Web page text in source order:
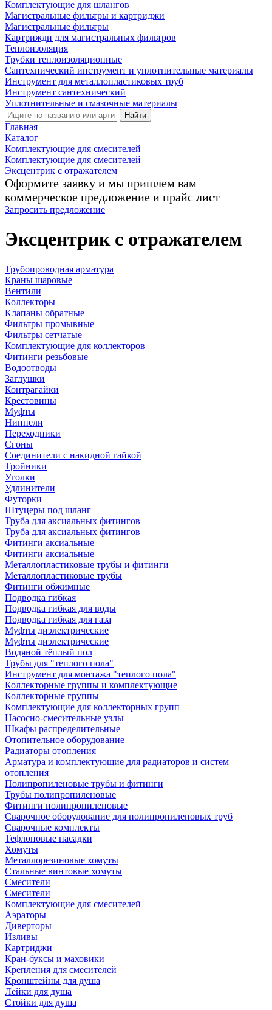
Комплектующие для шлангов
Магистральные фильтры и картриджи
Магистральные фильтры
Картрижди для магистральных фильтров
Теплоизоляция
Трубки теплоизоляционные
Сантехнический инструмент и уплотнительные материалы
Инструмент для металлопластиковых труб
Инструмент сантехнический
Уплотнительные и смазочные материалы
Найти
Главная
Каталог
Комплектующие для смесителей
Комплектующие для смесителей
Эксцентрик с отражателем
Оформите заявку и мы пришлем вам
коммерческое предложение и прайс лист
Запросить предложение
Эксцентрик с отражателем
Трубопроводная арматура
Краны шаровые
Вентили
Коллекторы
Клапаны обратные
Фильтры промывные
Фильтры сетчатые
Комплектующие для коллекторов
Фитинги резьбовые
Водоотводы
Заглушки
Контрагайки
Крестовины
Муфты
Ниппели
Переходники
Сгоны
Соединители с накидной гайкой
Тройники
Уголки
Удлинители
Футорки
Штуцеры под шланг
Труба для аксиальных фитингов
Труба для аксиальных фитингов
Фитинги аксиальные
Фитинги аксиальные
Металлопластиковые трубы и фитинги
Металлопластиковые трубы
Фитинги обжимные
Подводка гибкая
Подводка гибкая для воды
Подводка гибкая для газа
Муфты диэлектрические
Муфты диэлектрические
Водяной тёплый пол
Трубы для "теплого пола"
Инструмент для монтажа "теплого пола"
Коллекторные группы и комплектующие
Коллекторные группы
Комплектующие для коллекторных групп
Насосно-смесительные узлы
Шкафы распределительные
Отопительное оборудование
Радиаторы отопления
Арматура и комплектующие для радиаторов и систем
отопления
Полипропиленовые трубы и фитинги
Трубы полипропиленовые
Фитинги полипропиленовые
Сварочное оборудование для полипропиленовых труб
Сварочные комплекты
Тефлоновые насадки
Хомуты
Металлорезиновые хомуты
Стальные винтовые хомуты
Смесители
Смесители
Комплектующие для смесителей
Аэраторы
Диверторы
Изливы
Картриджи
Кран-буксы и маховики
Крепления для смесителей
Кронштейны для душа
Лейки для душа
Стойки для душа